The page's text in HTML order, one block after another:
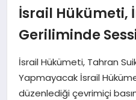
GÜNDEM
MAGAZIN
İsrail Hükümeti,
Geriliminde
İsrail Hükümeti, Tahran
Yapmayacak İsrail
düzenlediği çevrimiçi